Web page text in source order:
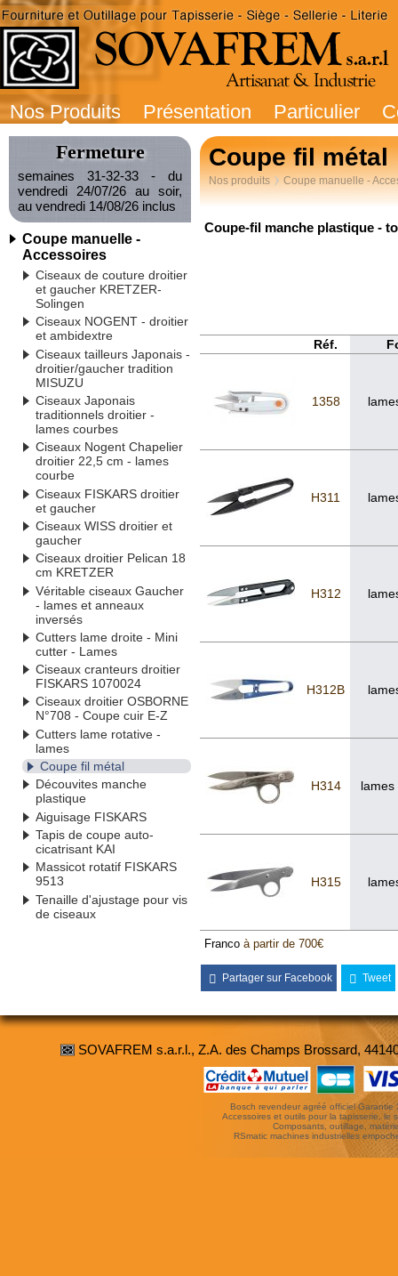
Nos Produits Présentation Particulier
Fermeture
semaines 31-32-33 - du
vendredi 24/07/26 au soir,
au vendredi 14/08/26 inclus
Coupe manuelle -
Accessoires
Ciseaux de couture droitier
et gaucher KRETZER-
Solingen
Ciseaux NOGENT - droitier
et ambidextre
Ciseaux tailleurs Japonais -
droitier/gaucher tradition
MISUZU
Ciseaux Japonais
traditionnels droitier -
lames courbes
Ciseaux Nogent Chapelier
droitier 22,5 cm - lames
courbe
Ciseaux FISKARS droitier
et gaucher
Ciseaux WISS droitier et
gaucher
Ciseaux droitier Pelican 18
cm KRETZER
Véritable ciseaux Gaucher
- lames et anneaux
inversés
Cutters lame droite - Mini
cutter - Lames
Ciseaux cranteurs droitier
FISKARS 1070024
Ciseaux droitier OSBORNE
N°708 - Coupe cuir E-Z
Cutters lame rotative -
lames
Coupe fil métal
Découvites manche
plastique
Aiguisage FISKARS
Tapis de coupe auto-
cicatrisant KAI
Massicot rotatif FISKARS
9513
Tenaille d'ajustage pour vis
de ciseaux
Coupe fil métal
Nos produits Coupe manuelle -
Coupe-fil manche plastique -
Réf.
1358
H311
H312
H312B
H314 lames
H315
Franco à partir de 700€
Partager sur Facebook Tweet
SOVAFREM s.a.r.l., Z.A. des Champs Brossard,
Bosch revendeur agréé officiel Garantie
Accessoires et outils pour la tapisserie, le
Composants, outillage,
RSmatic machines industrielles